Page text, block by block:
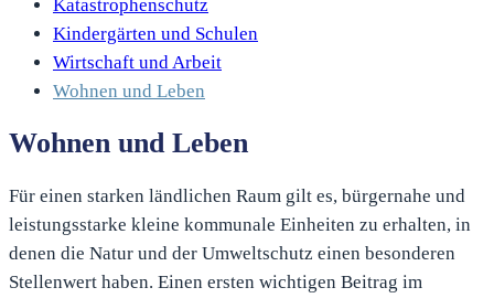
Katastrophenschutz
Kindergärten und Schulen
Wirtschaft und Arbeit
Wohnen und Leben
Wohnen und Leben
Für einen starken ländlichen Raum gilt es, bürgernahe und
leistungsstarke kleine kommunale Einheiten zu erhalten, in
denen die Natur und der Umweltschutz einen besonderen
Stellenwert haben. Einen ersten wichtigen Beitrag im